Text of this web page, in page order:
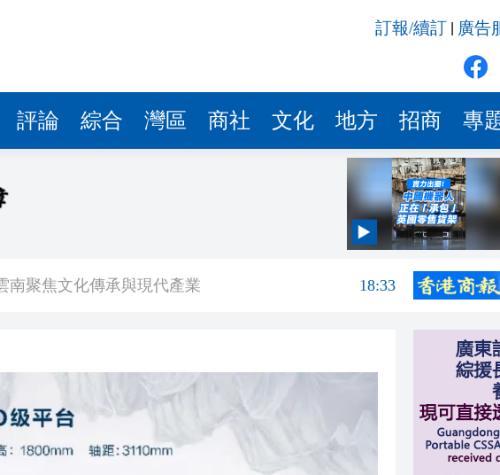
訂報/續訂 廣告
評論 綜合 灣區 商社 文化 地方 招商 專
18:42
南聚焦文化傳承與現代產業
18:33
政策 無需過度解讀